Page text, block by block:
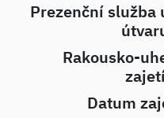
Prezenční služba
Rakousko-
Datum